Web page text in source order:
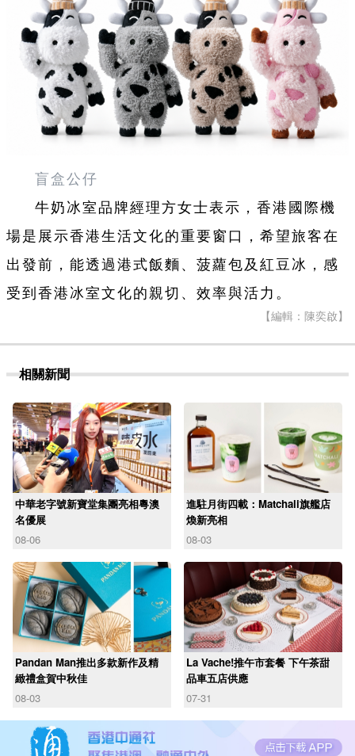
盲盒公仔
牛奶冰室品牌經理方女士表示，香港國際機
場是展示香港生活文化的重要窗口，希望旅客在
出發前，能透過港式飯麵、菠蘿包及紅豆冰，感
受到香港冰室文化的親切、效率與活力。
【編輯：陳奕啟】
相關新聞
中華老字號新寶堂集團亮相粵澳
名優展
08-06
進駐月街四載：Matchali旗艦店
煥新亮相
08-03
Pandan Man推出多款新作及精
緻禮盒賀中秋佳
08-03
La Vache!推午市套餐 下午茶甜
品車五店供應
07-31